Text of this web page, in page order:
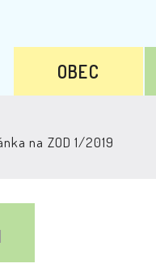
OBEC
na ZOD 1/2019